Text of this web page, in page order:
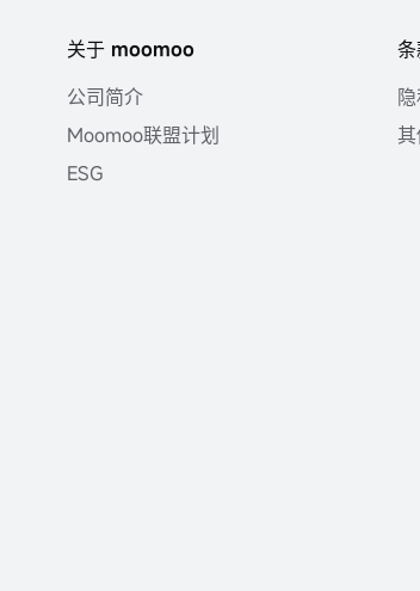
关于 moomoo
公司简介
Moomoo联盟计划
ESG